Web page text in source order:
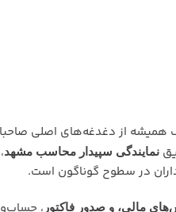
همیشه از دغدغه‌های اصلی
نمایندگی سپیدار محاسب مشهد
در سطوح گوناگون است.
مالی، و صدور فاکتور ،